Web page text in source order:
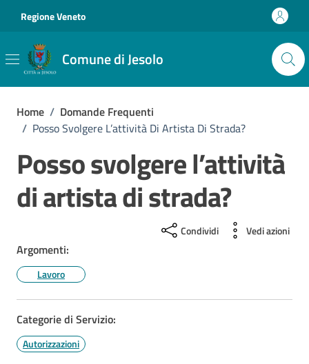
Regione Veneto
Comune di Jesolo
Home / Domande Frequenti
/ Posso Svolgere L’attività Di Artista Di Strada?
Posso svolgere l’attività
di artista di strada?
Condividi Vedi azioni
Argomenti:
Lavoro
Categorie di Servizio:
Autorizzazioni